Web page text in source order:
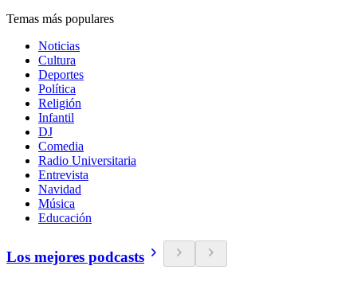
Temas más populares
Noticias
Cultura
Deportes
Política
Religión
Infantil
DJ
Comedia
Radio Universitaria
Entrevista
Navidad
Música
Educación
Los mejores podcasts